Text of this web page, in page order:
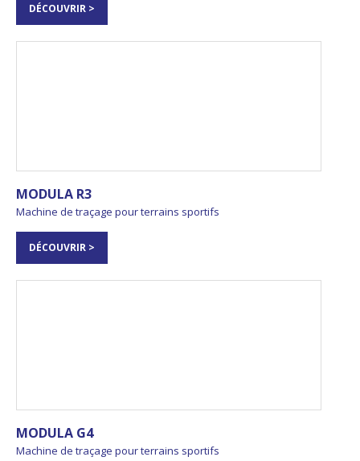
DÉCOUVRIR >
MODULA R3
Machine de traçage pour terrains sportifs
DÉCOUVRIR >
MODULA G4
Machine de traçage pour terrains sportifs